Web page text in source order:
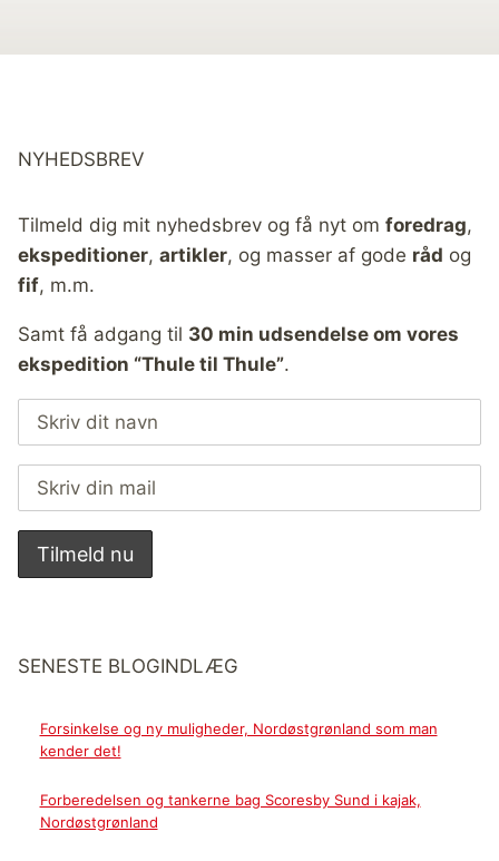
NYHEDSBREV
Tilmeld dig mit nyhedsbrev og få nyt om foredrag,
ekspeditioner, artikler, og masser af gode råd og
fif, m.m.
Samt få adgang til 30 min udsendelse om vores
ekspedition “Thule til Thule”.
SENESTE BLOGINDLÆG
Forsinkelse og ny muligheder, Nordøstgrønland som man
kender det!
Forberedelsen og tankerne bag Scoresby Sund i kajak,
Nordøstgrønland